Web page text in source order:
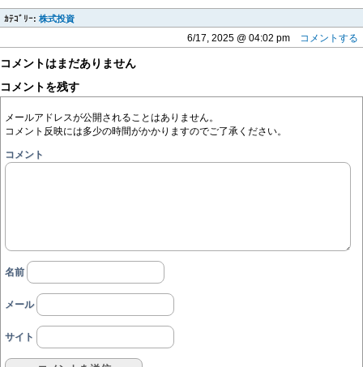
ｶﾃｺﾞﾘｰ: 株式投資
6/17, 2025 @ 04:02 pm コメントする
コメントはまだありません
コメントを残す
メールアドレスが公開されることはありません。
コメント反映には多少の時間がかかりますのでご了承ください。
コメント
名前
メール
サイト